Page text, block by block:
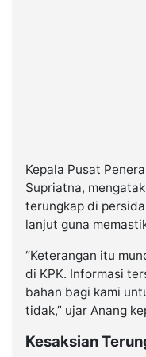
Kepala Pusat
Supriatna,
terungkap di
lanjut guna
“Keterangan itu
di KPK. Informasi
bahan bagi kami
tidak,” ujar Anang
Kesaksian